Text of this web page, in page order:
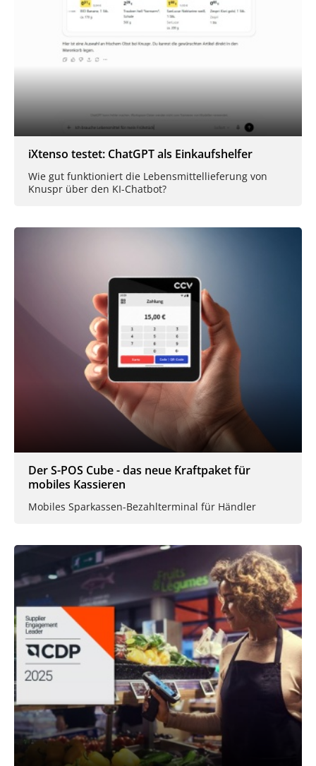
iXtenso testet: ChatGPT als Einkaufshelfer
Wie gut funktioniert die Lebensmittellieferung von
Knuspr über den KI-Chatbot?
Der S-POS Cube - das neue Kraftpaket für
mobiles Kassieren
Mobiles Sparkassen-Bezahlterminal für Händler